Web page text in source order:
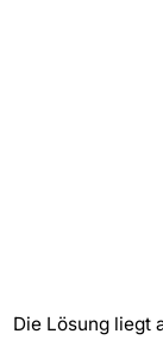
Die Lösung liegt